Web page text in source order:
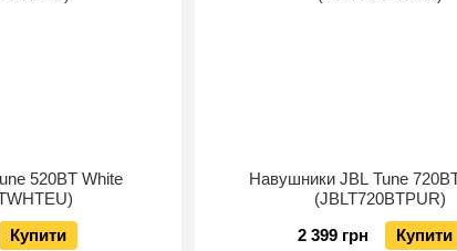
520BT White
Купити
Навушники JBL Tune
(JBLT720BTPUR)
2 399 грн
Купити